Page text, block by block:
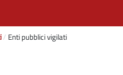
Enti pubblici vigilati